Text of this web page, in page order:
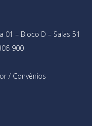
01 – Bloco D – Salas 51
900
/ Convênios